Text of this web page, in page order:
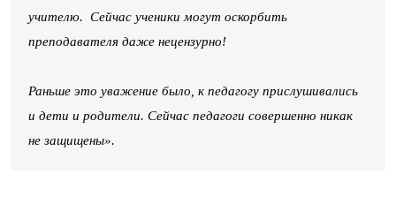
учителю. Сейчас ученики могут оскорбить
преподавателя даже нецензурно!
Раньше это уважение было, к педагогу прислушивались
и дети и родители. Сейчас педагоги совершенно никак
не защищены».